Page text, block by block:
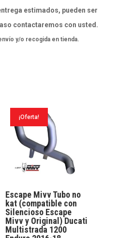
estimados, pueden ser
contactaremos con usted.
y/o recogida en tienda.
¡Oferta!
Escape Mivv Tubo no
kat (compatible con
Silencioso Escape
Mivv y Original) Ducati
Multistrada 1200